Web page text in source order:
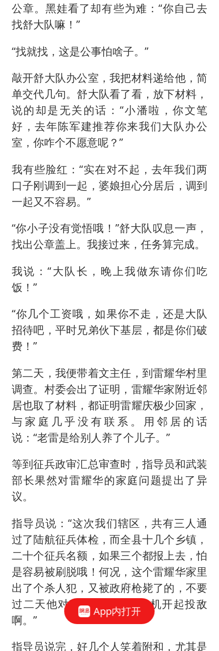
公章。黑娃看了却有些为难：“你自己去
找舒大队嘛！”
“找就找，这是公事怕啥子。”
敲开舒大队办公室，我把材料递给他，简
单交代几句。舒大队看了看，放下材料，
说的却是无关的话：“小潘啦，你文笔
好，去年陈军建推荐你来我们大队办公
室，你咋个不愿意呢？”
我有些脸红：“实在对不起，去年我们两
口子刚调到一起，婆娘担心分居后，调到
一起又不容易。”
“你小子没有觉悟哦！”舒大队叹息一声，
找出公章盖上。我接过来，任务算完成。
我说：“大队长，晚上我做东请你们吃
饭！”
“你几个工资哦，如果你不走，还是大队
招待吧，平时兄弟伙下基层，都是你们破
费！”
第二天，我便带着文主任，到雷耀华村里
调查。村委会出了证明，雷耀华家附近邻
居也取了材料，都证明雷耀庆极少回家，
与家庭几乎没有联系。用邻居的话
说：“老雷是给别人养了个儿子。”
等到征兵政审汇总审查时，指导员和武装
部长果然对雷耀华的家庭问题提出了异
议。
指导员说：“这次我们辖区，共有三人通
过了陆航征兵体检，而全县十几个乡镇，
二十个征兵名额，如果三个都报上去，怕
是容易被刷脱哦！何况，这个雷耀华家里
出了个杀人犯，又被政府枪毙了的，不要
过二天他对政府不满，把飞机开起投敌
啊。”
指导员说完，好几个人笑着附和，尤其是
App内打开